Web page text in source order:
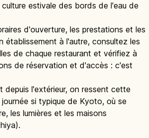
estivale des bords de l'eau de
d'ouverture, les prestations et les
établissement à l'autre, consultez les
de chaque restaurant et vérifiez à
de réservation et d'accès : c'est
depuis l'extérieur, on ressent cette
si typique de Kyoto, où se
les lumières et les maisons
: terrasses d’été de